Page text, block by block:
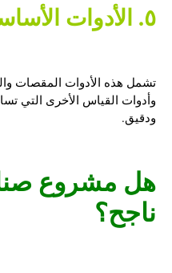
٥. الأدوات الأساسية
تشمل هذه الأدوات المقصات
وأدوات القياس الأخرى التي
ودقيق.
هل مشروع
ناجح؟